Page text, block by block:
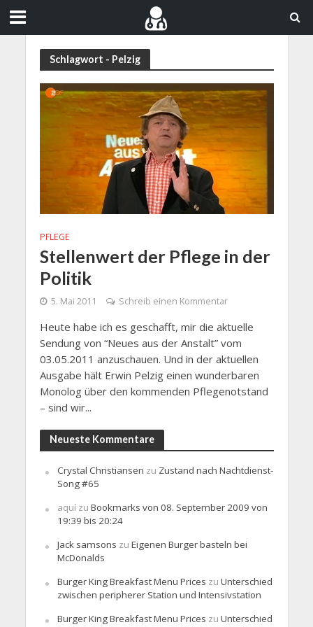
Schlagwort - Pelzig
PFLEGE
Stellenwert der Pflege in der
Politik
5. Mai 2011 Schreib einen Kommentar
Heute habe ich es geschafft, mir die aktuelle
Sendung von “Neues aus der Anstalt” vom
03.05.2011 anzuschauen. Und in der aktuellen
Ausgabe hält Erwin Pelzig einen wunderbaren
Monolog über den kommenden Pflegenotstand
– sind wir...
Neueste Kommentare
Crystal Christiansen zu Zustand nach Nachtdienst-
Song #65
aquízu Bookmarks von 08. September 2009 von
19:39 bis 20:24
Jack samsons zu Eigenen Burger basteln bei
McDonalds
Burger King Breakfast Menu Prices zu Unterschied
zwischen peripherer Station und Intensivstation
Burger King Breakfast Menu Prices zu Unterschied